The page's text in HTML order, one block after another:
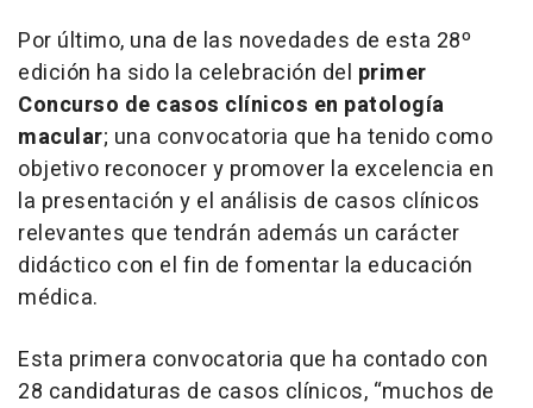
Por último, una de las novedades de esta 28º
edición ha sido la celebración del primer
Concurso de casos clínicos en patología
macular; una convocatoria que ha tenido como
objetivo reconocer y promover la excelencia en
la presentación y el análisis de casos clínicos
relevantes que tendrán además un carácter
didáctico con el fin de fomentar la educación
médica.
Esta primera convocatoria que ha contado con
28 candidaturas de casos clínicos, “muchos de